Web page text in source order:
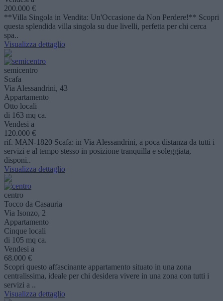
200.000 €
**Villa Singola in Vendita: Un'Occasione da Non Perdere!** Scopri
questa splendida villa singola su due livelli, perfetta per chi cerca
spa..
Visualizza dettaglio
semicentro
Scafa
Via Alessandrini, 43
Appartamento
Otto locali
di 163 mq ca.
Vendesi a
120.000 €
rif. MAN-1820 Scafa: in Via Alessandrini, a poca distanza da tutti i
servizi e al tempo stesso in posizione tranquilla e soleggiata,
disponi..
Visualizza dettaglio
centro
Tocco da Casauria
Via Isonzo, 2
Appartamento
Cinque locali
di 105 mq ca.
Vendesi a
68.000 €
Scopri questo affascinante appartamento situato in una zona
centralissima, ideale per chi desidera vivere in una zona con tutti i
servizi a ..
Visualizza dettaglio